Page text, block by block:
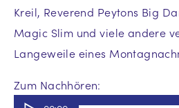
Kreil, Reverend Peytons Big
Magic Slim und viele andere
Langeweile eines
Zum Nachhören: